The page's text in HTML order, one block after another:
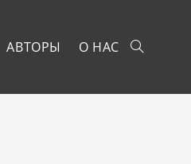
АВТОРЫ О НАС